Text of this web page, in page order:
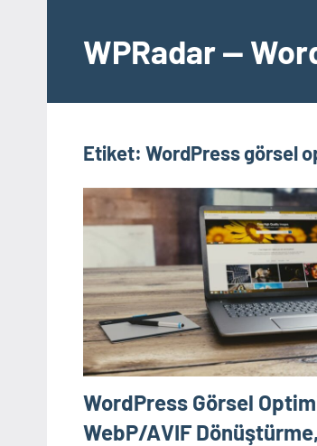
WPRadar —
Etiket: WordPress görsel
WordPress Görsel
WebP/AVIF